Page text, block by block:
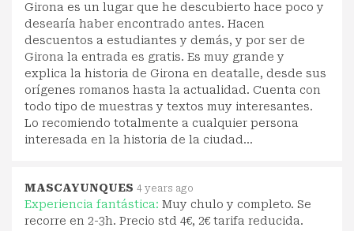
Girona es un lugar que he descubierto hace poco y
desearía haber encontrado antes. Hacen
descuentos a estudiantes y demás, y por ser de
Girona la entrada es gratis. Es muy grande y
explica la historia de Girona en deatalle, desde sus
orígenes romanos hasta la actualidad. Cuenta con
todo tipo de muestras y textos muy interesantes.
Lo recomiendo totalmente a cualquier persona
interesada en la historia de la ciudad...
MASCAYUNQUES 4 years ago
Experiencia fantástica: Muy chulo y completo. Se
recorre en 2-3h. Precio std 4€, 2€ tarifa reducida.